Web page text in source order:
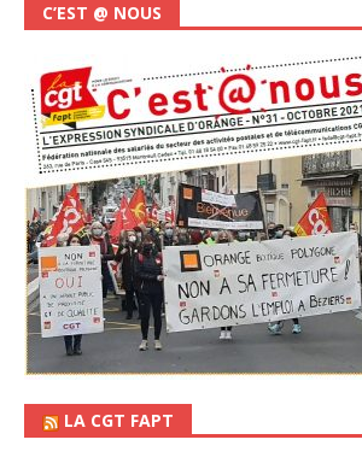
C’EST @ NOUS
LA CGT FAPT